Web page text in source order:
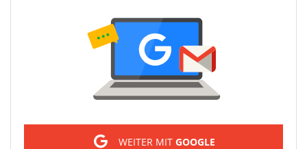
WEITER MIT GOOGLE